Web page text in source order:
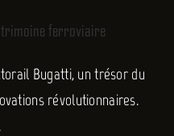
ferroviaire
Bugatti, un trésor du
révolutionnaires.